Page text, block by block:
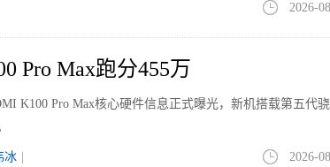
2026-
Pro Max跑分455万
K100 Pro Max核心硬件信息正式曝光，新机搭载第五代
冰 2026-